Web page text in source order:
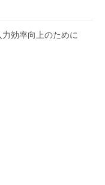
効率向上のために